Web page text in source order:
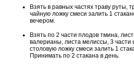
Взять в равных частях траву руты,
чайную ложку смеси залить 1
вечером.
Взять по 2 части плодов тмина,
валерианы, листа мелиссы, 3
столовую ложку смеси залить 1
Принимать по 2 стакана в день.